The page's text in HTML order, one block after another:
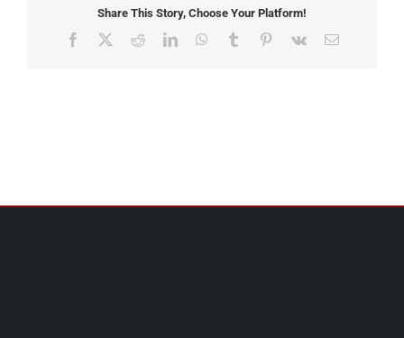
Share This Story, Choose Your Platform!
Facebook RedditLinkedInWhatsApp
Tumblr Pinterest
Vk Email